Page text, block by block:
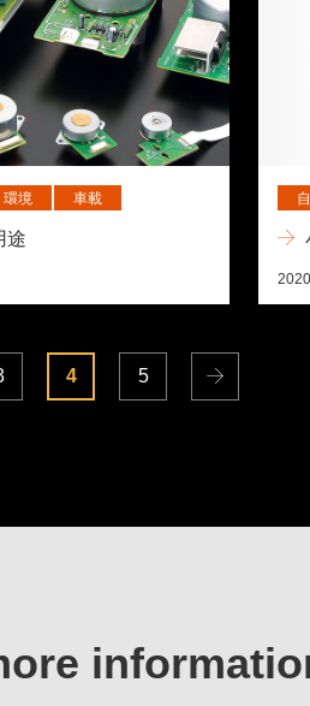
環境 車載
途
4 5